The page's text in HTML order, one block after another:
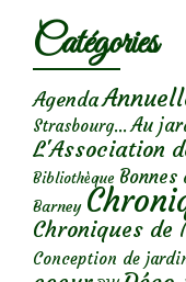
Catégories
Agenda
Strasbourg... Au
L'Association
Bibliothèque Bonnes
Barney
Chroniques de
Conception de